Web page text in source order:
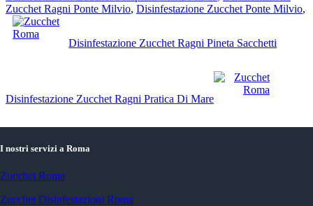
Zucchet Ragni Ponte Milvio, Disinfestazione Zucchet Ponte Milvio,
Post precedente:
Disinfestazione Zucchet Ragni Pineta Sacchetti
Disinfestazione Zucchet Ragni Pratica Di Mare
I nostri servizi a Roma
Zucchet Roma
Zucchet Disinfestazioni Roma